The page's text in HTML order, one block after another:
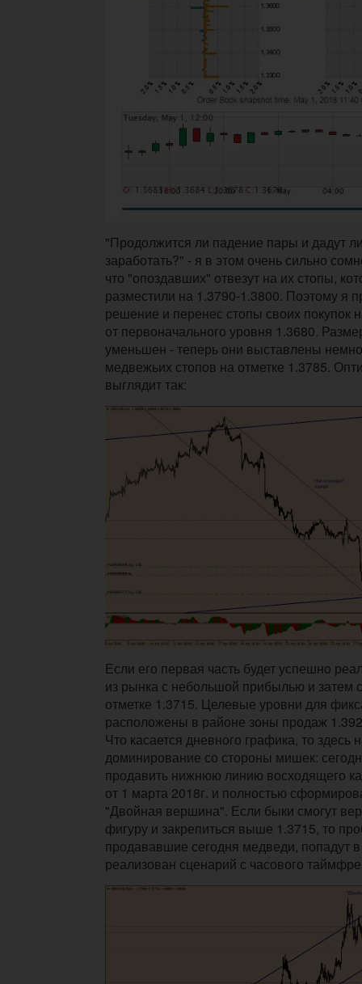
"Продолжится ли падение пары и дадут
заработать?" - я в этом очень сильно
что "опоздавших" отвезут на их стопы,
разместили на 1.3790-1.3800. Поэтому я
решение и перенес стопы своих покупок
от первоначального уровня 1.3680.
уменьшен - теперь они выставлены
медвежьих стопов на отметке 1.3785.
выглядит так:
Если его первая часть будет успешно
из рынка с небольшой прибылью и затем
отметке 1.3715. Целевые уровни для
расположены в районе зоны продаж
Что касается дневного графика, то здесь
доминирование со стороны мишек:
продавить нижнюю линию восходящего
от 1 марта 2018г. и полностью
"Двойная вершина". Если быки смогут
фигуру и закрепиться выше 1.3715, то
продававшие сегодня медведи, попадут
реализован сценарий с часового